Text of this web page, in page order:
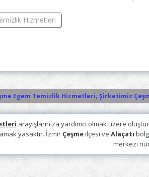
Hizmetleri
Egem Temizlik Hizmetleri; Şirketimiz
arayışlarınıza yardımcı olmak üzere
yasaktır. İzmir Çeşmeilçesi ve Alaçatı
merkezi